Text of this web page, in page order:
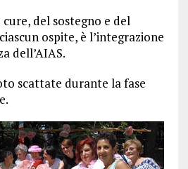
del sostegno e del
ospite, è l’integrazione
dell’AIAS.
scattate durante la fase